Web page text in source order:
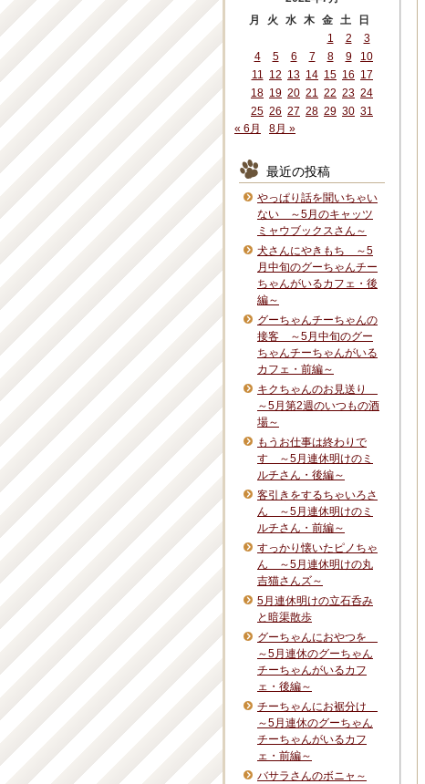
月
火 水 木 金 土
日
1
2
3
4
5 6 7 8 9
10
11 12 13 14 15 16 17
18 19 20 21 22 23 24
25 26 27 28 29 30 31
« 6月
8月 »
最近の投稿
やっぱり話を聞いちゃい
ない ～5月のキャッツ
ミャウブックスさん～
犬さんにやきもち ～5
月中旬のグーちゃんチー
ちゃんがいるカフェ・後
編～
グーちゃんチーちゃんの
接客 ～5月中旬のグー
ちゃんチーちゃんがいる
カフェ・前編～
キクちゃんのお見送り
～5月第2週のいつもの酒
場～
もうお仕事は終わりで
す ～5月連休明けのミ
ルチさん・後編～
客引きをするちゃいろさ
ん ～5月連休明けのミ
ルチさん・前編～
すっかり懐いたピノちゃ
ん ～5月連休明けの丸
吉猫さんズ～
5月連休明けの立石呑み
と暗渠散歩
グーちゃんにおやつを
～5月連休のグーちゃん
チーちゃんがいるカフ
ェ・後編～
チーちゃんにお裾分け
～5月連休のグーちゃん
チーちゃんがいるカフ
ェ・前編～
バサラさんのボニャ～